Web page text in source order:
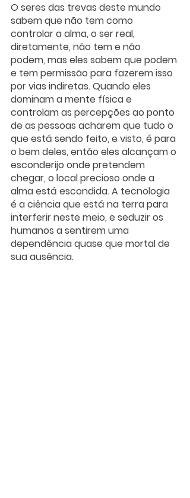
O seres das trevas deste mundo
sabem que não tem como
controlar a alma, o ser real,
diretamente, não tem e não
podem, mas eles sabem que podem
e tem permissão para fazerem isso
por vias indiretas. Quando eles
dominam a mente física e
controlam as percepções ao ponto
de as pessoas acharem que tudo o
que está sendo feito, e visto, é para
o bem deles, então eles alcançam o
esconderijo onde pretendem
chegar, o local precioso onde a
alma está escondida. A tecnologia
é a ciência que está na terra para
interferir neste meio, e seduzir os
humanos a sentirem uma
dependência quase que mortal de
sua ausência.